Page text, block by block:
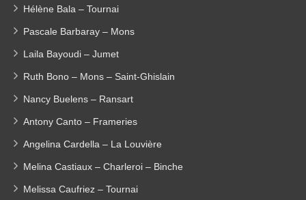
Hélène Bala – Tournai
Pascale Barbaray – Mons
Laila Bayoudi – Jumet
Ruth Bono – Mons – Saint-Ghislain
Nancy Buelens – Ransart
Antony Canto – Frameries
Angelina Cardella – La Louvière
Melina Castiaux – Charleroi – Binche
Melissa Caufriez – Tournai